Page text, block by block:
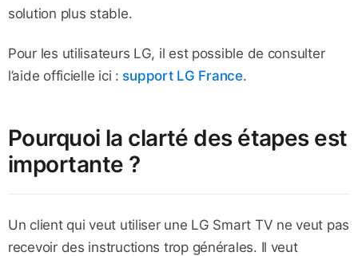
solution plus stable.
Pour les utilisateurs LG, il est possible de consulter
l’aide officielle ici : support LG France.
Pourquoi la clarté des étapes est
importante ?
Un client qui veut utiliser une LG Smart TV ne veut pas
recevoir des instructions trop générales. Il veut